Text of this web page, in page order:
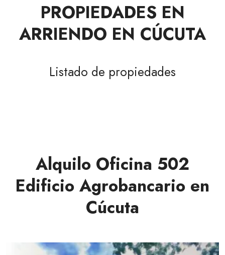
PROPIEDADES EN
ARRIENDO EN CÚCUTA
Listado de propiedades
Alquilo Oficina 502
Edificio Agrobancario en
Cúcuta